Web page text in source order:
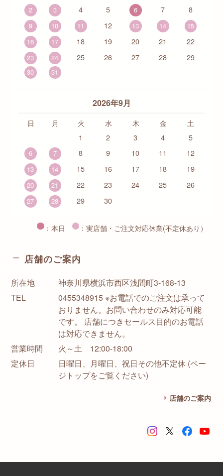
2 3 4 5 6 7 8
9 10 11 12 13 14
15
16
17 18 19 20 21 22
23 24 25 26 27 28 29
30 31
2026年9月
日 月 火 水 木 金
土
1
2 3 4 5
6 7 8 9 10 11 12
13 14 15 16 17 18 19
20 21 22 23 24 25 26
27 28 29 30
：本日 ：実店舗・ご注文対応休業(不定休あり）
店舗のご案内
所在地
神奈川県横浜市西区浅間町3-168-13
TEL
0455348915 ※お電話でのご注文は承って
おりません。お問い合わせのみ対応可能
です。 店舗につきセールス目的のお電話
は対応できません。
営業時間
火～土 12:00-18:00
定休日
日曜日、月曜日、祝日その他不定休 (ペー
ジトップをご覧ください)
店舗のご案内